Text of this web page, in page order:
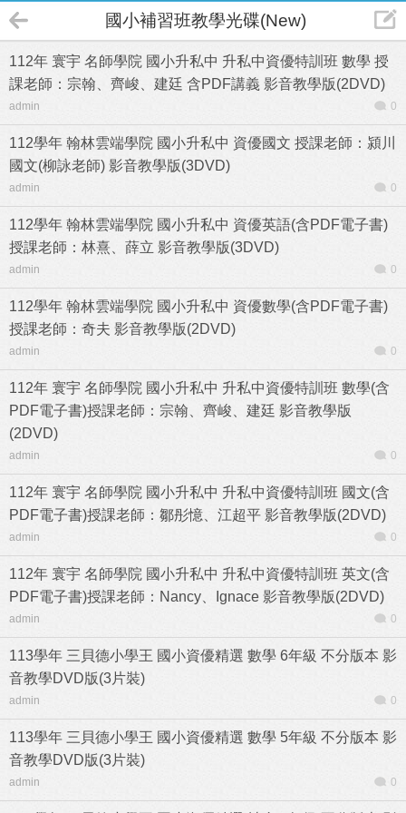
國小補習班教學光碟(New)
112年 寰宇 名師學院 國小升私中 升私中資優特訓班 數學 授
課老師：宗翰、齊峻、建廷 含PDF講義 影音教學版(2DVD)
admin 0
112學年 翰林雲端學院 國小升私中 資優國文 授課老師：潁川
國文(柳詠老師) 影音教學版(3DVD)
admin 0
112學年 翰林雲端學院 國小升私中 資優英語(含PDF電子書)
授課老師：林熹、薛立 影音教學版(3DVD)
admin 0
112學年 翰林雲端學院 國小升私中 資優數學(含PDF電子書)
授課老師：奇夫 影音教學版(2DVD)
admin 0
112年 寰宇 名師學院 國小升私中 升私中資優特訓班 數學(含
PDF電子書)授課老師：宗翰、齊峻、建廷 影音教學版
(2DVD)
admin 0
112年 寰宇 名師學院 國小升私中 升私中資優特訓班 國文(含
PDF電子書)授課老師：鄒彤憶、江超平 影音教學版(2DVD)
admin 0
112年 寰宇 名師學院 國小升私中 升私中資優特訓班 英文(含
PDF電子書)授課老師：Nancy、Ignace 影音教學版(2DVD)
admin 0
113學年 三貝德小學王 國小資優精選 數學 6年級 不分版本 影
音教學DVD版(3片裝)
admin 0
113學年 三貝德小學王 國小資優精選 數學 5年級 不分版本 影
音教學DVD版(3片裝)
admin 0